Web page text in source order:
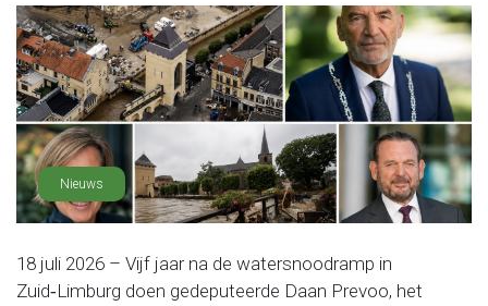
Nieuws
18 juli 2026 – Vijf jaar na de watersnoodramp in
Zuid‑Limburg doen gedeputeerde Daan Prevoo, het